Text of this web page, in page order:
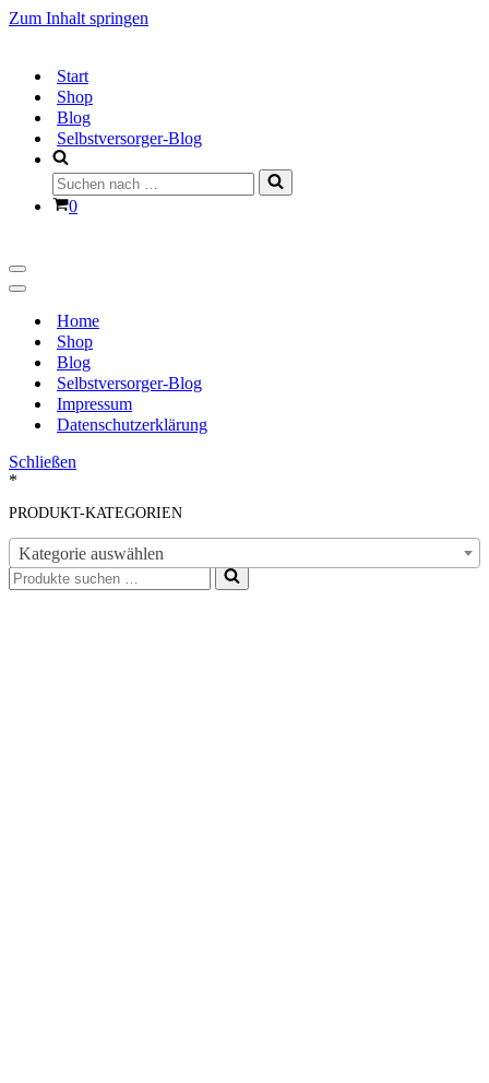
Zum Inhalt springen
Start
Shop
Blog
Selbstversorger-Blog
Suchen
nach …
Warenkorb
0
Navigationsmenü
Navigationsmenü
Home
Shop
Blog
Selbstversorger-Blog
Impressum
Datenschutzerklärung
Schließen
*
PRODUKT-KATEGORIEN
Kategorie auswählen
Suchen
nach …